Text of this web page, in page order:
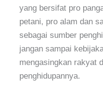
yang bersifat pro
petani, pro alam dan
sebagai sumber
jangan sampai
mengasingkan rakyat
penghidupannya.